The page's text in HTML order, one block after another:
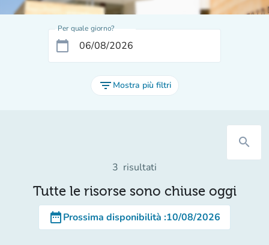
Per quale giorno?
calendar_today
filter_list Mostra più filtri
search
3 risultati
Tutte le risorse sono chiuse oggi
date_rangeProssima disponibilità :10/08/2026